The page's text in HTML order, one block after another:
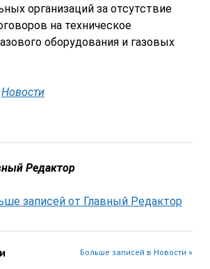
организаций за отсутствие
на техническое
оборудования и газовых
Новости
Редактор
записей от Главный Редактор
Больше записей в Новости »